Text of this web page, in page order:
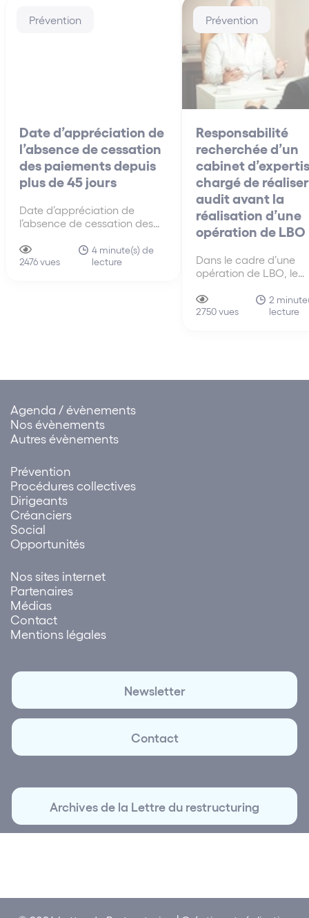
Prévention
Date d’appréciation de
l’absence de cessation
des paiements depuis
plus de 45 jours
Date d’appréciation de
l’absence de cessation des
jours Versailles, 13e ch., 15
nov. 2022, n°22/04167 Ce
2476 vues
4 minute(s) de
lecture
Prévention
Responsabilité
recherchée d’un
cabinet
chargé de
audit avant la
réalisation d’une
opération de LBO
Dans le cadre d’une
opération de LBO, le
cabinet d’audit
d’établir un
2750 vues
2
lecture
Agenda / évènements
Nos évènements
Autres évènements
Prévention
Procédures collectives
Dirigeants
Créanciers
Social
Opportunités
Nos sites internet
Partenaires
Médias
Contact
Mentions légales
Newsletter
Contact
Archives de la Lettre du restructuring